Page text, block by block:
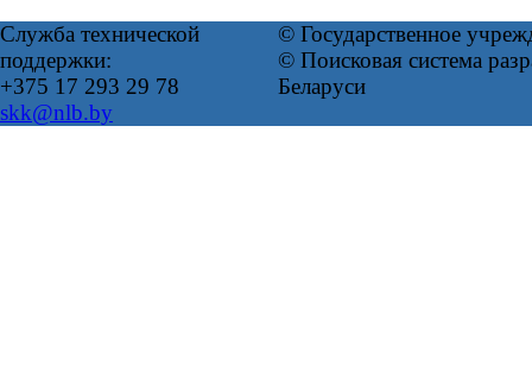
Служба технической
поддержки:
+375 17 293 29 78
skk@nlb.by
© Государственное
© Поисковая система
Беларуси